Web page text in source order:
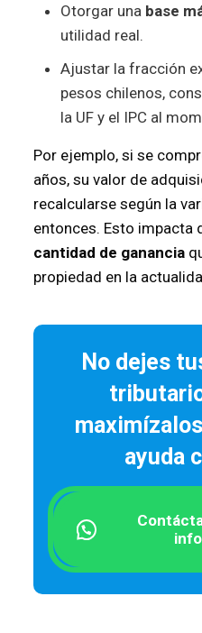
Otorgar una base
utilidad real.
Ajustar la fracción
pesos chilenos,
la UF y el IPC al
Por ejemplo, si se
años, su valor de
recalcularse según la
entonces. Esto impacta
cantidad de ganancia
propiedad en la
No dejes
ayuda